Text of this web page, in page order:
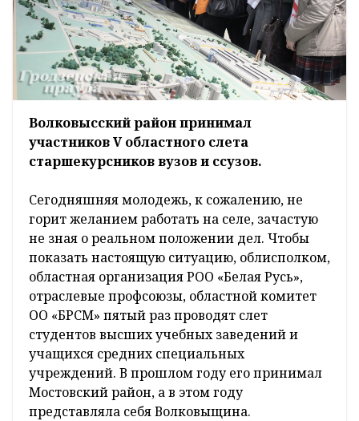
Волковысский район принимал
участников V областного слета
старшекурсников вузов и ссузов.
Сегодняшняя молодежь, к сожалению, не
горит желанием работать на селе, зачастую
не зная о реальном положении дел. Чтобы
показать настоящую ситуацию, облисполком,
областная организация РОО «Белая Русь»,
отраслевые профсоюзы, областной комитет
ОО «БРСМ» пятый раз проводят слет
студентов высших учебных заведений и
учащихся средних специальных
учреждений. В прошлом году его принимал
Мостовский район, а в этом году
представляла себя Волковыщина.